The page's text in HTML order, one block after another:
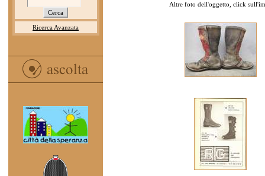
Ricerca Avanzata
Altre foto dell'oggetto, click